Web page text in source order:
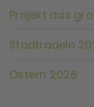
Projekt das
Stadtradeln
Ostern 2026